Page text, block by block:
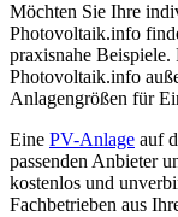
Möchten Sie Ihre
Photovoltaik.info
praxisnahe
Photovoltaik.info
Anlagengrößen für
Eine PV-Anlage auf
passenden Anbieter
kostenlos und
Fachbetrieben aus